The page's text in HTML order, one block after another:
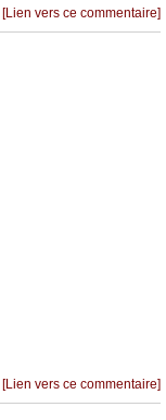
[Lien vers ce commentaire]
[Lien vers ce commentaire]